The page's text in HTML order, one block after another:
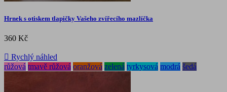
Hrnek s otiskem tlapičky Vašeho zvířecího mazlíčka
360 Kč
 Rychlý náhled
růžová tmavě růžová oranžová zelená tyrkysová modrá šedá